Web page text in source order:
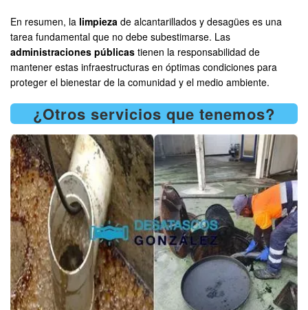
En resumen, la limpieza de alcantarillados y desagües es una
tarea fundamental que no debe subestimarse. Las
administraciones públicas tienen la responsabilidad de
mantener estas infraestructuras en óptimas condiciones para
proteger el bienestar de la comunidad y el medio ambiente.
¿Otros servicios que tenemos?